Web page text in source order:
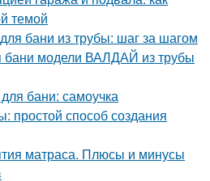
темой
бани из трубы: шаг за шагом
бани модели ВАЛДАЙ из трубы
бани: самоучка
простой способ создания
матраса. Плюсы и минусы